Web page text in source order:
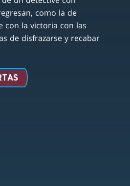
como la de
con la victoria con las
de disfrazarse y recabar